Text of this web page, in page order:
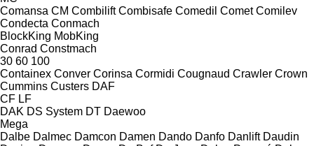
Comansa CM Combilift Combisafe Comedil Comet Comilev
Condecta Conmach
BlockKing MobKing
Conrad Constmach
30 60 100
Containex Conver Corinsa Cormidi Cougnaud Crawler Crown
Cummins Custers DAF
CF LF
DAK DS System DT Daewoo
Mega
Dalbe Dalmec Damcon Damen Dando Danfo Danlift Daudin